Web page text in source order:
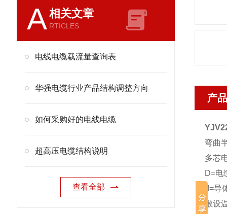
A相关文章
RTICLES
电线电缆载流量查询表
华强电缆行业产品结构调整方向
如何采购好的电线电缆
超高压电缆结构说明
查看全部
产
弯曲
多芯
D=电
d=导
敷设